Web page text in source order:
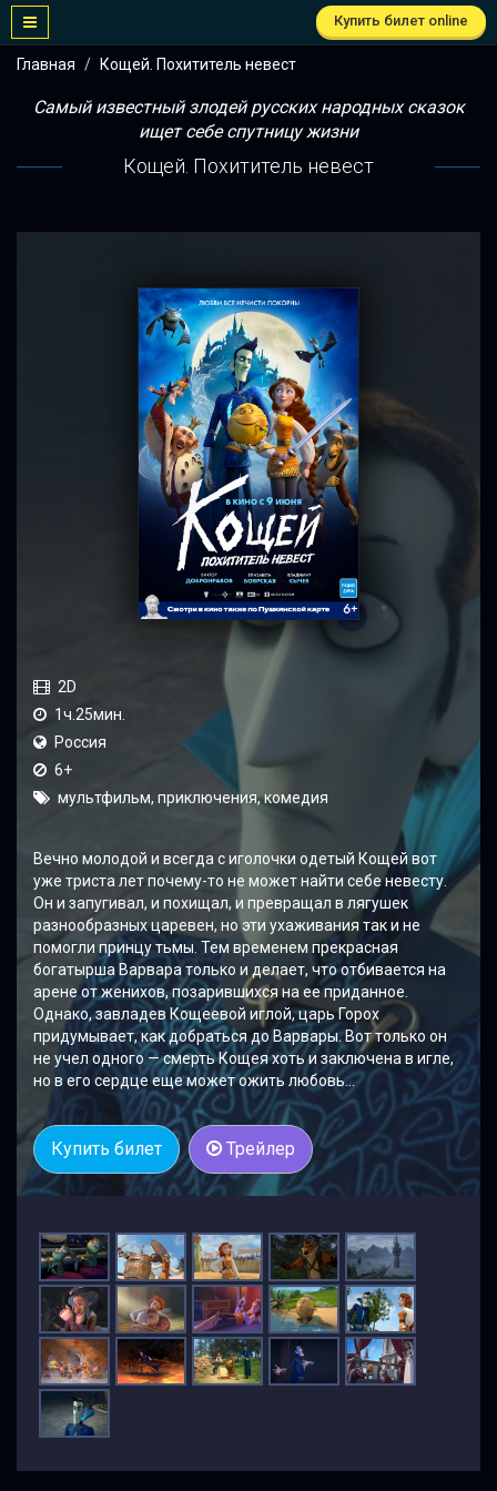
Купить билет online
Главная Кощей. Похититель невест
Самый известный злодей русских народных сказок
ищет себе спутницу жизни
Кощей. Похититель невест
2D
1ч.25мин.
Россия
6+
мультфильм, приключения, комедия
Вечно молодой и всегда с иголочки одетый Кощей вот
уже триста лет почему-то не может найти себе невесту.
Он и запугивал, и похищал, и превращал в лягушек
разнообразных царевен, но эти ухаживания так и не
помогли принцу тьмы. Тем временем прекрасная
богатырша Варвара только и делает, что отбивается на
арене от женихов, позарившихся на ее приданное.
Однако, завладев Кощеевой иглой, царь Горох
придумывает, как добраться до Варвары. Вот только он
не учел одного — смерть Кощея хоть и заключена в игле,
но в его сердце еще может ожить любовь...
Купить билет Трейлер